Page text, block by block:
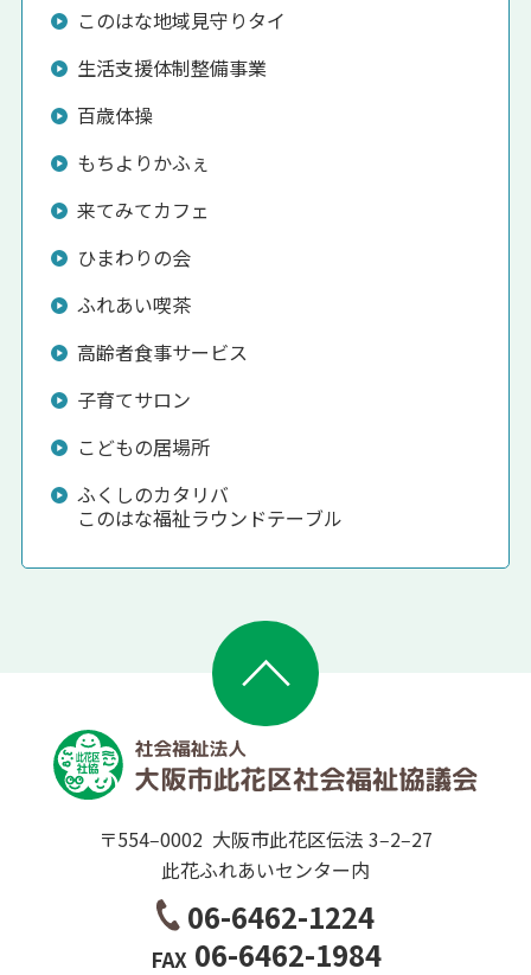
このはな地域見守りタイ
生活支援体制整備事業
百歳体操
もちよりかふぇ
来てみてカフェ
ひまわりの会
ふれあい喫茶
高齢者食事サービス
子育てサロン
こどもの居場所
ふくしのカタリバ
このはな福祉ラウンドテーブル
〒554‒0002 大阪市此花区伝法 3‒2‒27
此花ふれあいセンター内
06-6462-1224
FAX 06-6462-1984